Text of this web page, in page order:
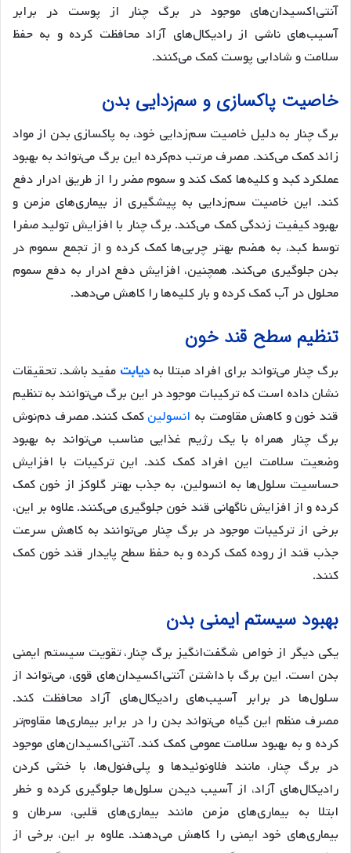
آنتی‌اکسیدان‌های موجود در برگ چنار از پوست در برابر
آسیب‌های ناشی از رادیکال‌های آزاد محافظت کرده و به حفظ
سلامت و شادابی پوست کمک می‌کنند.
خاصیت پاکسازی و سم‌زدایی بدن
برگ چنار به دلیل خاصیت سم‌زدایی خود، به پاکسازی بدن از مواد
زائد کمک می‌کند. مصرف مرتب دم‌کرده این برگ می‌تواند به بهبود
عملکرد کبد و کلیه‌ها کمک کند و سموم مضر را از طریق ادرار دفع
کند. این خاصیت سم‌زدایی به پیشگیری از بیماری‌های مزمن و
بهبود کیفیت زندگی کمک می‌کند. برگ چنار با افزایش تولید صفرا
توسط کبد، به هضم بهتر چربی‌ها کمک کرده و از تجمع سموم در
بدن جلوگیری می‌کند. همچنین، افزایش دفع ادرار به دفع سموم
محلول در آب کمک کرده و بار کلیه‌ها را کاهش می‌دهد.
تنظیم سطح قند خون
برگ چنار می‌تواند برای افراد مبتلا بهدیابت مفید باشد. تحقیقات
نشان داده است که ترکیبات موجود در این برگ می‌توانند به تنظیم
قند خون و کاهش مقاومت به انسولینکمک کنند. مصرف دم‌نوش
برگ چنار همراه با یک رژیم غذایی مناسب می‌تواند به بهبود
وضعیت سلامت این افراد کمک کند. این ترکیبات با افزایش
حساسیت سلول‌ها به انسولین، به جذب بهتر گلوکز از خون کمک
کرده و از افزایش ناگهانی قند خون جلوگیری می‌کنند. علاوه بر این،
برخی از ترکیبات موجود در برگ چنار می‌توانند به کاهش سرعت
جذب قند از روده کمک کرده و به حفظ سطح پایدار قند خون کمک
کنند.
بهبود سیستم ایمنی بدن
یکی دیگر از خواص شگفت‌انگیز برگ چنار، تقویت سیستم ایمنی
بدن است. این برگ با داشتن آنتی‌اکسیدان‌های قوی، می‌تواند از
سلول‌ها در برابر آسیب‌های رادیکال‌های آزاد محافظت کند.
مصرف منظم این گیاه می‌تواند بدن را در برابر بیماری‌ها مقاوم‌تر
کرده و به بهبود سلامت عمومی کمک کند. آنتی‌اکسیدان‌های موجود
در برگ چنار، مانند فلاونوئیدها و پلی‌فنول‌ها، با خنثی کردن
رادیکال‌های آزاد، از آسیب دیدن سلول‌ها جلوگیری کرده و خطر
ابتلا به بیماری‌های مزمن مانند بیماری‌های قلبی، سرطان و
بیماری‌های خود ایمنی را کاهش می‌دهند. علاوه بر این، برخی از